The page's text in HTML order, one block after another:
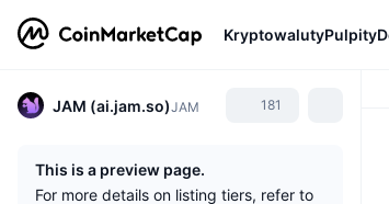
KryptowalutyPulpity
JAM (ai.jam.so)JAM 181
This is a preview page.
For more details on listing tiers, refer to